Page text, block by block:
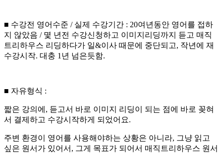
■ 수강전 영어수준 / 실제 수강기간 : 20여년동안 영어를 접하
지 않았음 / 몇 년전 수강신청하고 이미지리딩까지 듣고 매직
트리하우스 리딩하다가 일&이사 때문에 중단되고, 작년에 재
수강시작. 대충 1년 넘은듯함.
■ 자유형식 :
짧은 강의에, 듣고서 바로 이미지 리딩이 되는 점에 바로 꽂혀
서 결제하고 수강시작하게 되었어요.
주변 환경이 영어를 사용해야하는 상황은 아니라, 그냥 읽고
싶은 원서가 있어서, 그게 목표가 되어서 매직트리하우스 원서